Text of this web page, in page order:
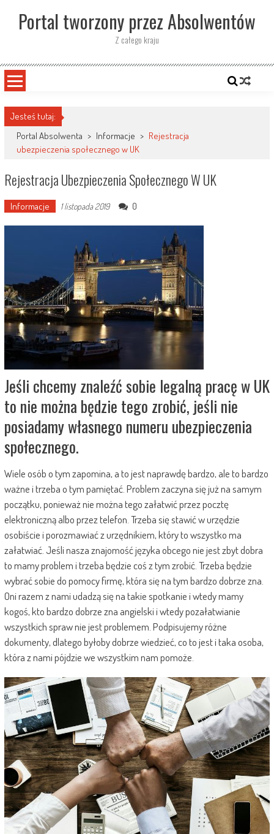
contentPortal tworzony przez Absolwentów
Z całego kraju
Jesteś tutaj:
Portal Absolwenta > Informacje > Rejestracja
ubezpieczenia społecznego w UK
Rejestracja Ubezpieczenia Społecznego W UK
Informacje 1 listopada 2019 0
Jeśli chcemy znaleźć sobie legalną pracę w UK
to nie można będzie tego zrobić, jeśli nie
posiadamy własnego numeru ubezpieczenia
społecznego.
Wiele osób o tym zapomina, a to jest naprawdę bardzo, ale to bardzo
ważne i trzeba o tym pamiętać. Problem zaczyna się już na samym
początku, ponieważ nie można tego załatwić przez pocztę
elektroniczną albo przez telefon. Trzeba się stawić w urzędzie
osobiście i porozmawiać z urzędnikiem, który to wszystko ma
załatwiać. Jeśli nasza znajomość języka obcego nie jest zbyt dobra
to mamy problem i trzeba będzie coś z tym zrobić. Trzeba będzie
wybrać sobie do pomocy firmę, która się na tym bardzo dobrze zna.
Oni razem z nami udadzą się na takie spotkanie i wtedy mamy
kogoś, kto bardzo dobrze zna angielski i wtedy pozałatwianie
wszystkich spraw nie jest problemem. Podpisujemy różne
dokumenty, dlatego byłoby dobrze wiedzieć, co to jest i taka osoba,
która z nami pójdzie we wszystkim nam pomoże.